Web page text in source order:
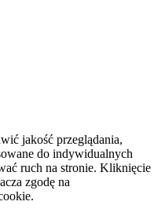
jakość przeglądania,
do indywidualnych
ruch na stronie. Kliknięcie
zgodę na